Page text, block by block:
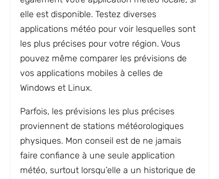
elle est disponible. Testez diverses
applications météo pour voir lesquelles sont
les plus précises pour votre région. Vous
pouvez même comparer les prévisions de
vos applications mobiles à celles de
Windows et Linux.
Parfois, les prévisions les plus précises
proviennent de stations météorologiques
physiques. Mon conseil est de ne jamais
faire confiance à une seule application
météo, surtout lorsqu’elle a un historique de